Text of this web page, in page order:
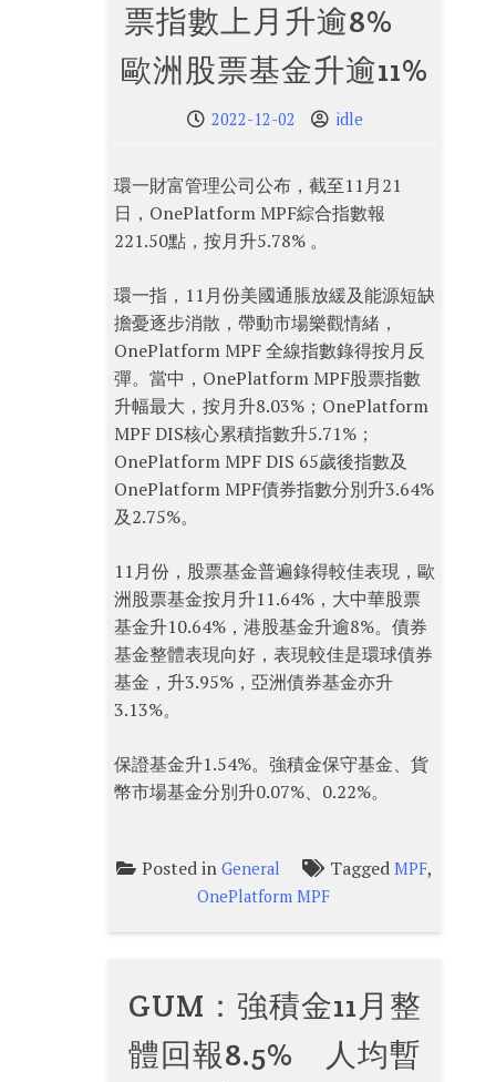
票指數上月升逾8%
歐洲股票基金升逾11%
2022-12-02 idle
環一財富管理公司公布，截至11月21
日，OnePlatform MPF綜合指數報
221.50點，按月升5.78% 。
環一指，11月份美國通脹放緩及能源短缺
擔憂逐步消散，帶動市場樂觀情緒，
OnePlatform MPF 全線指數錄得按月反
彈。當中，OnePlatform MPF股票指數
升幅最大，按月升8.03%；OnePlatform
MPF DIS核心累積指數升5.71%；
OnePlatform MPF DIS 65歲後指數及
OnePlatform MPF債券指數分別升3.64%
及2.75%。
11月份，股票基金普遍錄得較佳表現，歐
洲股票基金按月升11.64%，大中華股票
基金升10.64%，港股基金升逾8%。債券
基金整體表現向好，表現較佳是環球債券
基金，升3.95%，亞洲債券基金亦升
3.13%。
保證基金升1.54%。強積金保守基金、貨
幣市場基金分別升0.07%、0.22%。
Posted inGeneral TaggedMPF,
OnePlatform MPF
GUM：強積金11月整
體回報8.5% 人均暫